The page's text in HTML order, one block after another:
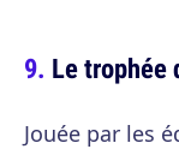
Le trophée
Jouée par les